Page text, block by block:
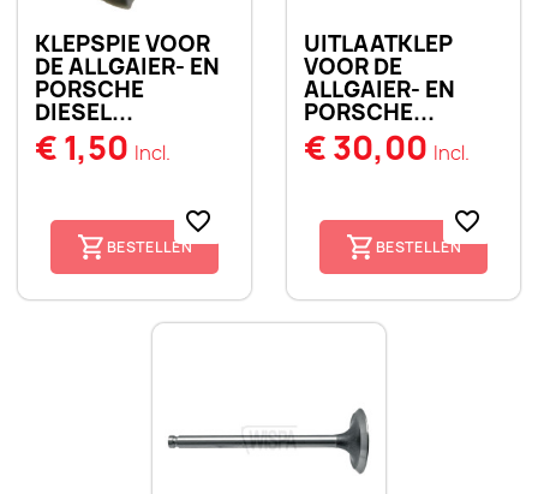
KLEPSPIE VOOR
DE ALLGAIER- EN
PORSCHE
DIESEL...
€ 1,50 Incl.
BESTELLEN
favorite_border
UITLAATKLEP
VOOR DE
ALLGAIER- EN
PORSCHE...
€ 30,00 Incl.
BESTELLEN
favorite_border